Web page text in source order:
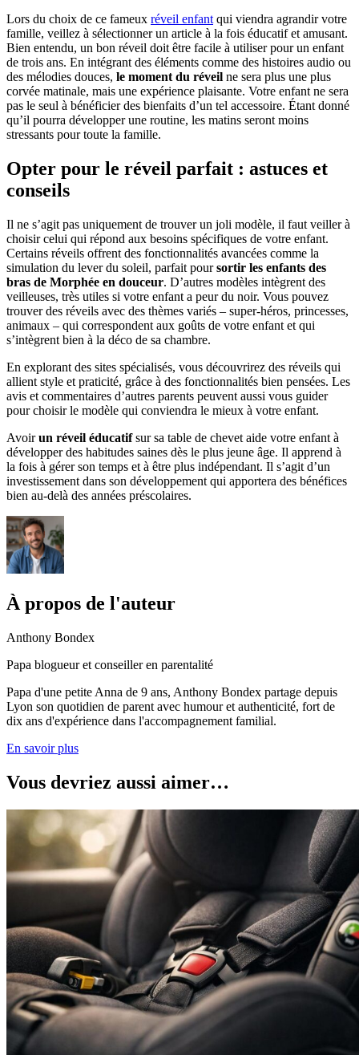
Lors du choix de ce fameux réveil enfant qui viendra agrandir votre
famille, veillez à sélectionner un article à la fois éducatif et amusant.
Bien entendu, un bon réveil doit être facile à utiliser pour un enfant
de trois ans. En intégrant des éléments comme des histoires audio ou
des mélodies douces, le moment du réveil ne sera plus une plus
corvée matinale, mais une expérience plaisante. Votre enfant ne sera
pas le seul à bénéficier des bienfaits d’un tel accessoire. Étant donné
qu’il pourra développer une routine, les matins seront moins
stressants pour toute la famille.
Opter pour le réveil parfait : astuces et
conseils
Il ne s’agit pas uniquement de trouver un joli modèle, il faut veiller à
choisir celui qui répond aux besoins spécifiques de votre enfant.
Certains réveils offrent des fonctionnalités avancées comme la
simulation du lever du soleil, parfait poursortir les enfants des
bras de Morphée en douceur. D’autres modèles intègrent des
veilleuses, très utiles si votre enfant a peur du noir. Vous pouvez
trouver des réveils avec des thèmes variés – super-héros, princesses,
animaux – qui correspondent aux goûts de votre enfant et qui
s’intègrent bien à la déco de sa chambre.
En explorant des sites spécialisés, vous découvrirez des réveils qui
allient style et praticité, grâce à des fonctionnalités bien pensées. Les
avis et commentaires d’autres parents peuvent aussi vous guider
pour choisir le modèle qui conviendra le mieux à votre enfant.
Avoirun réveil éducatifsur sa table de chevet aide votre enfant à
développer des habitudes saines dès le plus jeune âge. Il apprend à
la fois à gérer son temps et à être plus indépendant. Il s’agit d’un
investissement dans son développement qui apportera des bénéfices
bien au-delà des années préscolaires.
À propos de l'auteur
Anthony Bondex
Papa blogueur et conseiller en parentalité
Papa d'une petite Anna de 9 ans, Anthony Bondex partage depuis
Lyon son quotidien de parent avec humour et authenticité, fort de
dix ans d'expérience dans l'accompagnement familial.
En savoir plus
Vous devriez aussi aimer…